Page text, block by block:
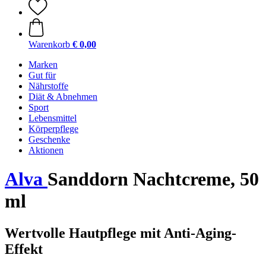
Warenkorb € 0,00
Marken
Gut für
Nährstoffe
Diät & Abnehmen
Sport
Lebensmittel
Körperpflege
Geschenke
Aktionen
Alva Sanddorn Nachtcreme, 50
ml
Wertvolle Hautpflege mit Anti-Aging-
Effekt